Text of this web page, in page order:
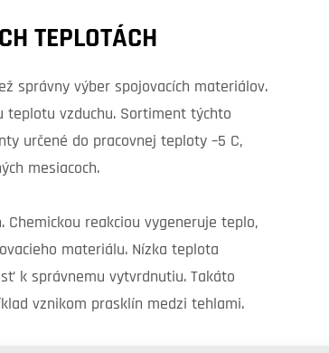
TEPLOTÁCH
správny výber spojovacích materiálov.
vzduchu. Sortiment týchto
určené do pracovnej teploty –5 C,
mesiacoch.
reakciou vygeneruje teplo,
materiálu. Nízka teplota
k správnemu vytvrdnutiu. Takáto
vznikom prasklín medzi tehlami.